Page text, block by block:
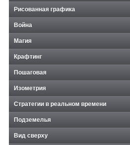
Рисованная графика
Война
Магия
Крафтинг
Пошаговая
Изометрия
Стратегии в реальном времени
Подземелья
Вид сверху